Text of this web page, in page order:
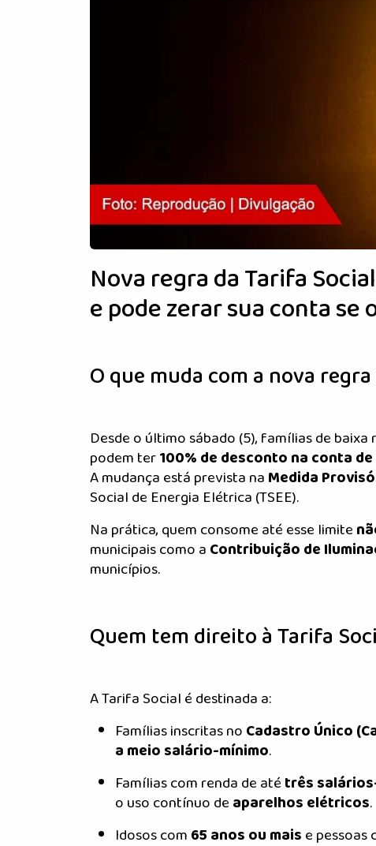
Nova regra da Tarifa
e pode zerar sua conta
O que muda com a nova
Desde o último sábado (5), famílias de
podem ter100% de desconto na conta
A mudança está prevista naMedida
Social de Energia Elétrica (TSEE).
Na prática, quem consome até esse limite
municipais como aContribuição de
municípios.
Quem tem direito à Tarifa
A Tarifa Social é destinada a:
Famílias inscritas noCadastro Único
a meio salário-mínimo.
Famílias com renda de atétrês
o uso contínuo deaparelhos elétricos.
Idosos com65 anos ou maise pessoas